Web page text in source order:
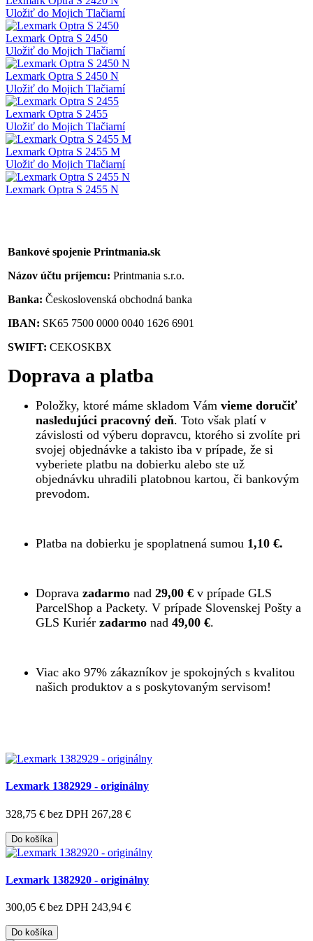
Uložiť do Mojich Tlačiarní
Lexmark Optra S 2450
Uložiť do Mojich Tlačiarní
Lexmark Optra S 2450 N
Uložiť do Mojich Tlačiarní
Lexmark Optra S 2455
Uložiť do Mojich Tlačiarní
Lexmark Optra S 2455 M
Uložiť do Mojich Tlačiarní
Lexmark Optra S 2455 N
Bankové spojenie Printmania.sk
Názov účtu príjemcu: Printmania s.r.o.
Banka: Československá obchodná banka
IBAN: SK65 7500 0000 0040 1626 6901
SWIFT: CEKOSKBX
Doprava a platba
Položky, ktoré máme skladom Vám vieme doručiť
nasledujúci pracovný deň. Toto však platí v
závislosti od výberu dopravcu, ktorého si zvolíte pri
svojej objednávke a takisto iba v prípade, že si
vyberiete platbu na dobierku alebo ste už
objednávku uhradili platobnou kartou, či bankovým
prevodom.
Platba na dobierku je spoplatnená sumou 1,10 €.
Doprava zadarmo nad 29,00 € v prípade GLS
ParcelShop a Packety. V prípade Slovenskej Pošty a
GLS Kuriér zadarmo nad 49,00 €.
Viac ako 97% zákazníkov je spokojných s kvalitou
našich produktov a s poskytovaným servisom!
Lexmark 1382929 - originálny
328,75 € bez DPH 267,28 €
Do košíka
Lexmark 1382920 - originálny
300,05 € bez DPH 243,94 €
Do košíka